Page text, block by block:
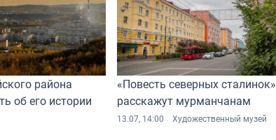
района
об его истории
«Повесть северных сталинок»
расскажут мурманчанам
13.07, 14:00 Художественный музей